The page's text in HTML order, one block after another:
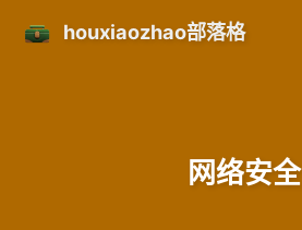
houxiaozhao部落格
网络安全